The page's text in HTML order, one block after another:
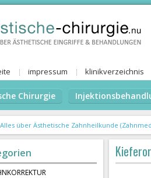
Alles über Ästhetische Zahnheilkunde
impressum klinikverzeichnis
Chirurgie